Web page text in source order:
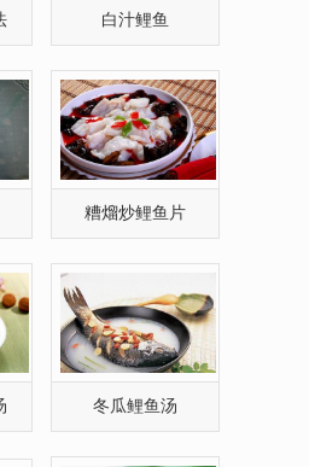
糟熘炒鲤鱼片
冬瓜鲤鱼汤
鲤鱼苦瓜汤